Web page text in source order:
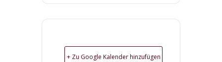
+ Zu Google Kalender hinzufügen